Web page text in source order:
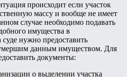
происходит если участок
массу и вообще не имеет
случае необходимо подавать
имущества в
нужно предоставить
умершим данным имуществом. Для
документы:
о выделении участка